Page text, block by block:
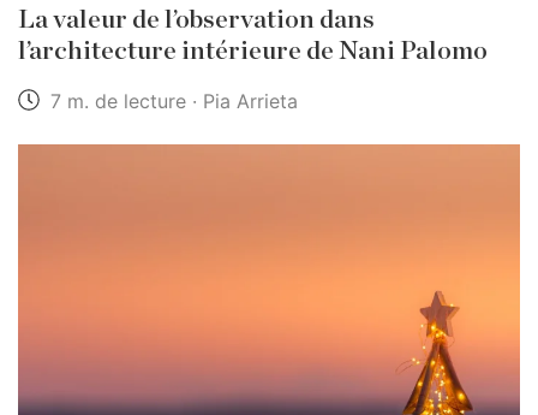
La valeur de l’observation dans
l’architecture intérieure de Nani Palomo
7 m. de lecture · Pia Arrieta